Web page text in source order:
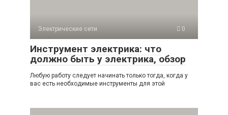
Электрические сети 0
Инструмент электрика: что
должно быть у электрика, обзор
Любую работу следует начинать только тогда, когда у
вас есть необходимые инструменты для этой